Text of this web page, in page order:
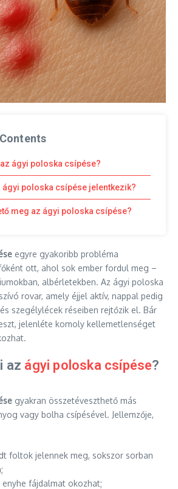
ágyi poloska csípése?
ágyi poloska csípése jelentkezik?
meg az ágyi poloska csípése?
egyre gyakoribb probléma
ott, ahol sok ember fordul meg –
albérletekben. Az ágyi poloska
rovar, amely éjjel aktív, nappal pedig
szegélylécek réseiben rejtőzik el. Bár
jelenléte komoly kellemetlenséget
az ágyi poloska csípése?
gyakran összetéveszthető más
vagy bolha csípésével. Jellemzője,
foltok jelennek meg, sokszor sorban
enyhe fájdalmat okozhat;